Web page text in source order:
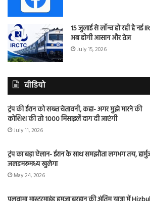
15 जुलाई से लॉन्च हो रही है नई
अब होगी आसान और तेज
July 15, 2026
वीडियो
ट्रंप की ईरान को सख्त चेतावनी, कहा- अगर मुझे मारने की
कोशिश की तो 1000 मिसाइलें दाग दी जाएंगी
July 11, 2026
ट्रंप का बड़ा ऐलान- ईरान के साथ समझौता लगभग तय,
जलडमरूमध्य खुलेगा
May 24, 2026